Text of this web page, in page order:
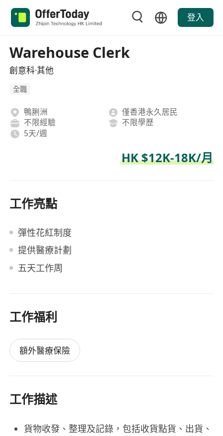
登入
Warehouse Clerk
創意科·其他
全職
鴨脷洲
僅香港永久居民
不限經驗
不限學歷
5天/週
HK $12K-18K/月
工作亮點
彈性花紅制度
提供醫療計劃
五天工作周
工作福利
額外醫療保險
工作描述
貨物收發、整理及記錄，包括收貨點貨、出貨、